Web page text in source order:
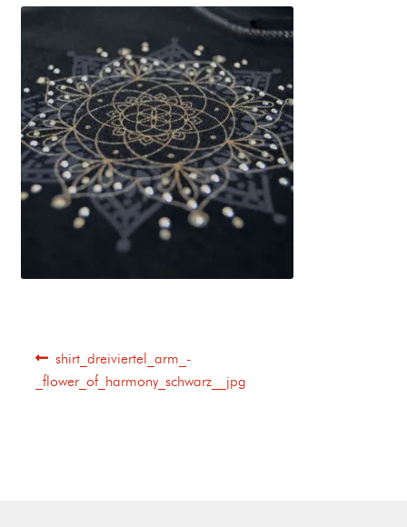
shirt_dreiviertel_arm_-
_flower_of_harmony_schwarz__jpg